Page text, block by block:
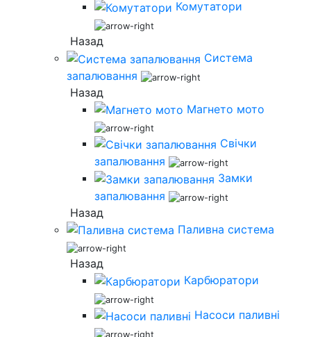
Комутатори
Назад
Система
запалювання
Назад
Магнето мото
Свічки
запалювання
Замки
запалювання
Назад
Паливна система
Назад
Карбюратори
Насоси паливні